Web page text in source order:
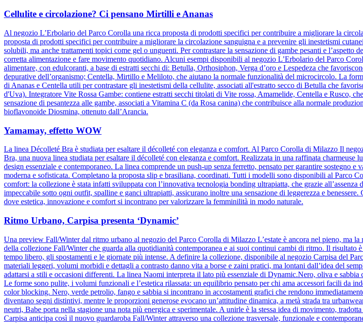
Cellulite e circolazione? Ci pensano Mirtilli e Ananas
Al negozio L’Erbolario del Parco Corolla una ricca proposta di prodotti specifici per contribuire a migliorare la
proposta di prodotti specifici per contribuire a migliorare la circolazione sanguigna e a prevenire gli inestetismi
solubili, ma anche trattamenti topici come gel o unguenti. Per contrastare la sensazione di gambe pesanti e l’aspetto
corretta alimentazione e fare movimento quotidiano. Alcuni esempi disponibili al negozio L’Erbolario del Parco
alimentare, con edulcoranti, a base di estratti secchi di: Betulla, Orthosiphon, Verga d’oro e Lespedeza che
depurative dell’organismo; Centella, Mirtillo e Meliloto, che aiutano la normale funzionalità del microcircolo. La
di Ananas e Centella utili per contrastare gli inestetismi della cellulite, associati all'estratto secco di Betulla che
d'Uva). Integratore Vite Rossa Gambe: contiene estratti secchi titolati di Vite rossa, Amamelide, Centella e Rusco,
sensazione di pesantezza alle gambe, associati a Vitamina C (da Rosa canina) che contribuisce alla normale
bioflavonoide Diosmina, ottenuto dall’Arancia.
Yamamay, effetto WOW
La linea Décolleté Bra è studiata per esaltare il décolleté con eleganza e comfort. Al Parco Corolla di Milazzo Il
Bra, una nuova linea studiata per esaltare il décolleté con eleganza e comfort. Realizzata in una raffinata
design essenziale e contemporaneo. La linea comprende un push-up senza ferretto, pensato per garantire sostegno
moderna e sofisticata. Completano la proposta slip e brasiliana, coordinati. Tutti i modelli sono disponibili al Parco
comfort: la collezione è stata infatti sviluppata con l’innovativa tecnologia bonding ultrapiatta, che grazie
impeccabile sotto ogni outfit, spalline e ganci ultrapiatti, assicurano inoltre una sensazione di leggerezza e
dove estetica, innovazione e comfort si incontrano per valorizzare la femminilità in modo naturale.
Ritmo Urbano, Carpisa presenta ‘Dynamic’
Una preview Fall/Winter dal ritmo urbano al negozio del Parco Corolla di Milazzo L’estate è ancora nel pieno, ma
della collezione Fall/Winter che guarda alla quotidianità contemporanea e ai suoi continui cambi di ritmo. Il risultato
tempo libero, gli spostamenti e le giornate più intense. A definire la collezione, disponibile al negozio Carpisa del
materiali leggeri, volumi morbidi e dettagli a contrasto danno vita a borse e zaini pratici, ma lontani dall’idea del
adattarsi a stili e occasioni differenti. La linea Naomi interpreta il lato più essenziale di Dynamic.Nero, oliva e
Le forme sono pulite, i volumi funzionali e l’estetica rilassata: un equilibrio pensato per chi ama accessori facili da
color blocking. Nero, verde petrolio, fango e sabbia si incontrano in accostamenti grafici che rendono
diventano segni distintivi, mentre le proporzioni generose evocano un’attitudine dinamica, a metà strada tra
neutri, Babe porta nella stagione una nota più energica e sperimentale. A unirle è la stessa idea di movimento,
Carpisa anticipa così il nuovo guardaroba Fall/Winter attraverso una collezione trasversale, funzionale e